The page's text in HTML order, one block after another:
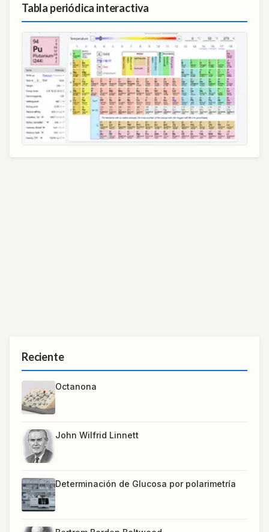
Tabla periódica interactiva
Reciente
Octanona
John Wilfrid Linnett
Determinación de Glucosa por polarimetría